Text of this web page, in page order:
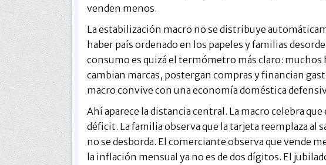
venden menos.
La estabilización macro no se distribuye
haber país ordenado en los papeles y familias
consumo es quizá el termómetro más claro: muchos
cambian marcas, postergan compras y financian
macro convive con una economía doméstica
Ahí aparece la distancia central. La macro celebra
déficit. La familia observa que la tarjeta reemplaza al
no se desborda. El comerciante observa que vende
la inflación mensual ya no es de dos dígitos. El